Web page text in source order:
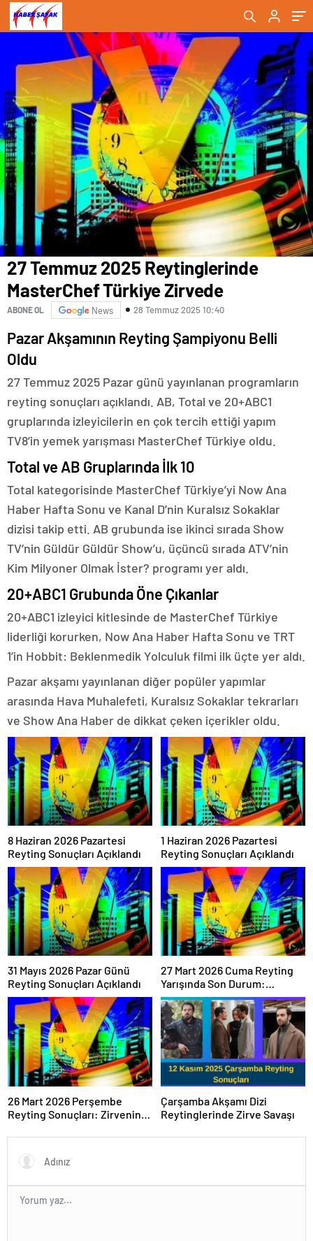
27 Temmuz 2025 Reytinglerinde
MasterChef Türkiye Zirvede
ABONE OL News 28 Temmuz 2025 10:40
Pazar Akşamının Reyting Şampiyonu Belli
Oldu
27 Temmuz 2025 Pazar günü yayınlanan programların
reyting sonuçları açıklandı. AB, Total ve 20+ABC1
gruplarında izleyicilerin en çok tercih ettiği yapım
TV8’in yemek yarışması MasterChef Türkiye oldu.
Total ve AB Gruplarında İlk 10
Total kategorisinde MasterChef Türkiye’yi Now Ana
Haber Hafta Sonu ve Kanal D’nin Kuralsız Sokaklar
dizisi takip etti. AB grubunda ise ikinci sırada Show
TV’nin Güldür Güldür Show’u, üçüncü sırada ATV’nin
Kim Milyoner Olmak İster? programı yer aldı.
20+ABC1 Grubunda Öne Çıkanlar
20+ABC1 izleyici kitlesinde de MasterChef Türkiye
liderliği korurken, Now Ana Haber Hafta Sonu ve TRT
1’in Hobbit: Beklenmedik Yolculuk filmi ilk üçte yer aldı.
Pazar akşamı yayınlanan diğer popüler yapımlar
arasında Hava Muhalefeti, Kuralsız Sokaklar tekrarları
ve Show Ana Haber de dikkat çeken içerikler oldu.
8 Haziran 2026 Pazartesi
Reyting Sonuçları Açıklandı
1 Haziran 2026 Pazartesi
Reyting Sonuçları Açıklandı
31 Mayıs 2026 Pazar Günü
Reyting Sonuçları Açıklandı
27 Mart 2026 Cuma Reyting
Yarışında Son Durum:
Sonuçlar Belli Oldu mu?
26 Mart 2026 Perşembe
Reyting Sonuçları: Zirvenin
Çarşamba Akşamı Dizi
Reytinglerinde Zirve Savaşı